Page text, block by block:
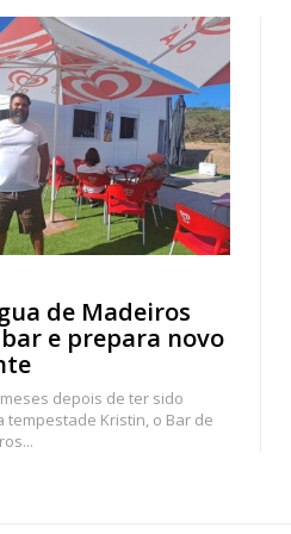
de Madeiros
e prepara novo
depois de ter sido
tempestade Kristin, o Bar de